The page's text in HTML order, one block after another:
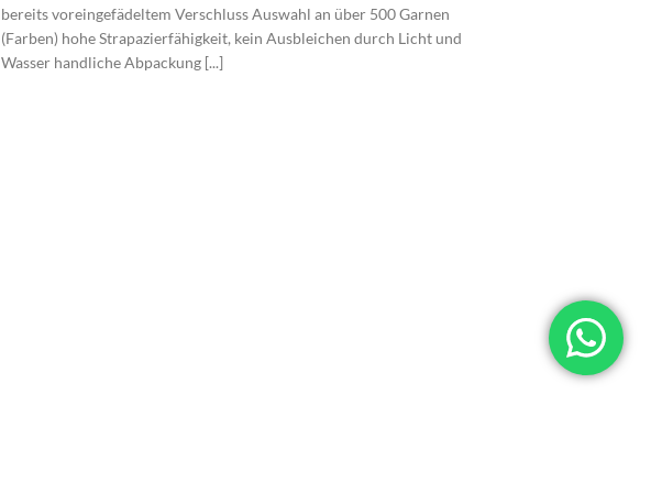
bereits voreingefädeltem Verschluss Auswahl an über 500 Garnen
(Farben) hohe Strapazierfähigkeit, kein Ausbleichen durch Licht und
Wasser handliche Abpackung [...]